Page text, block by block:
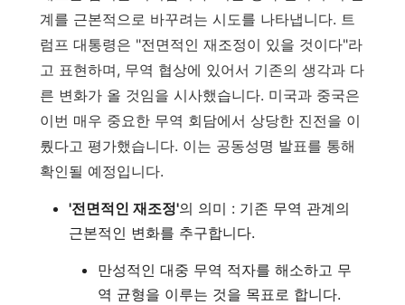
계를 근본적으로 바꾸려는 시도를 나타냅니다. 트
럼프 대통령은 "전면적인 재조정이 있을 것이다"라
고 표현하며, 무역 협상에 있어서 기존의 생각과 다
른 변화가 올 것임을 시사했습니다. 미국과 중국은
이번 매우 중요한 무역 회담에서 상당한 진전을 이
뤘다고 평가했습니다. 이는 공동성명 발표를 통해
확인될 예정입니다.
'전면적인 재조정'의 의미 : 기존 무역 관계의
근본적인 변화를 추구합니다.
만성적인 대중 무역 적자를 해소하고 무
역 균형을 이루는 것을 목표로 합니다.